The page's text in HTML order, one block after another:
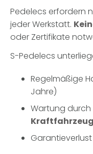
Pedelecs erfordern
jeder Werkstatt.
oder Zertifikate
S-Pedelecs
Regelmäßige
Jahre)
Wartung durch